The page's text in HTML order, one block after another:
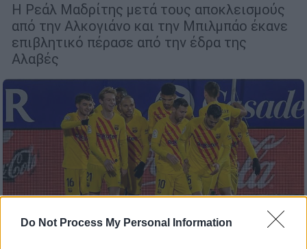
Do Not Process My Personal Information
Η Ρεάλ Μαδρίτης μετά τους αποκλεισμούς
από την Αλκογιάνο και την Μπιλμπάο έκανε
επιβλητικό πέρασε από την έδρα της
Αλαβές
Αθλητισμός|04.01.2021 00:22